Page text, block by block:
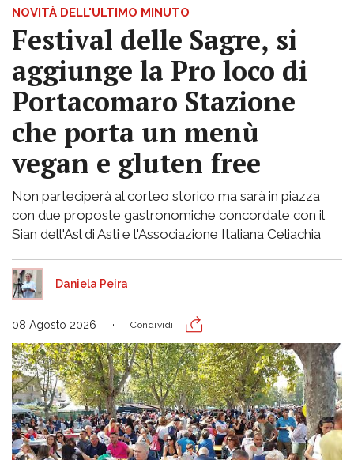
NOVITÀ DELL'ULTIMO MINUTO
Festival delle Sagre, si
aggiunge la Pro loco di
Portacomaro Stazione
che porta un menù
vegan e gluten free
Non parteciperà al corteo storico ma sarà in piazza
con due proposte gastronomiche concordate con il
Sian dell'Asl di Asti e l'Associazione Italiana Celiachia
Daniela Peira
08 Agosto 2026 Condividi